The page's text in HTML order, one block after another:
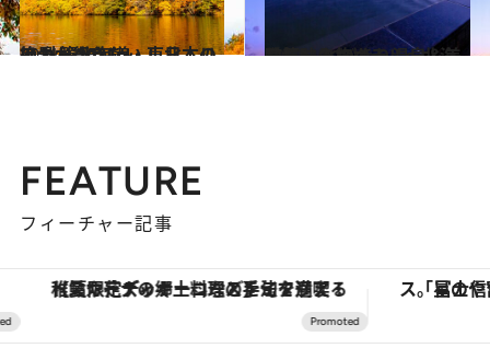
2021.11.5
いつか行きたい！ 日本の絶景 ～北海道・東北エリア 秋篇2021～
旅＆お出かけ 2021.11.10
お気に入りホテル～北海道篇～ とびきり温泉＆美味三昧の旅へ
旅＆お出かけ
FEATURE
フィーチャー記事
【夏限定ディナーコース】旬を迎える稚鮎や花ズッキーニなどをイタリア・トスカーナの郷土料理の手法で満喫！